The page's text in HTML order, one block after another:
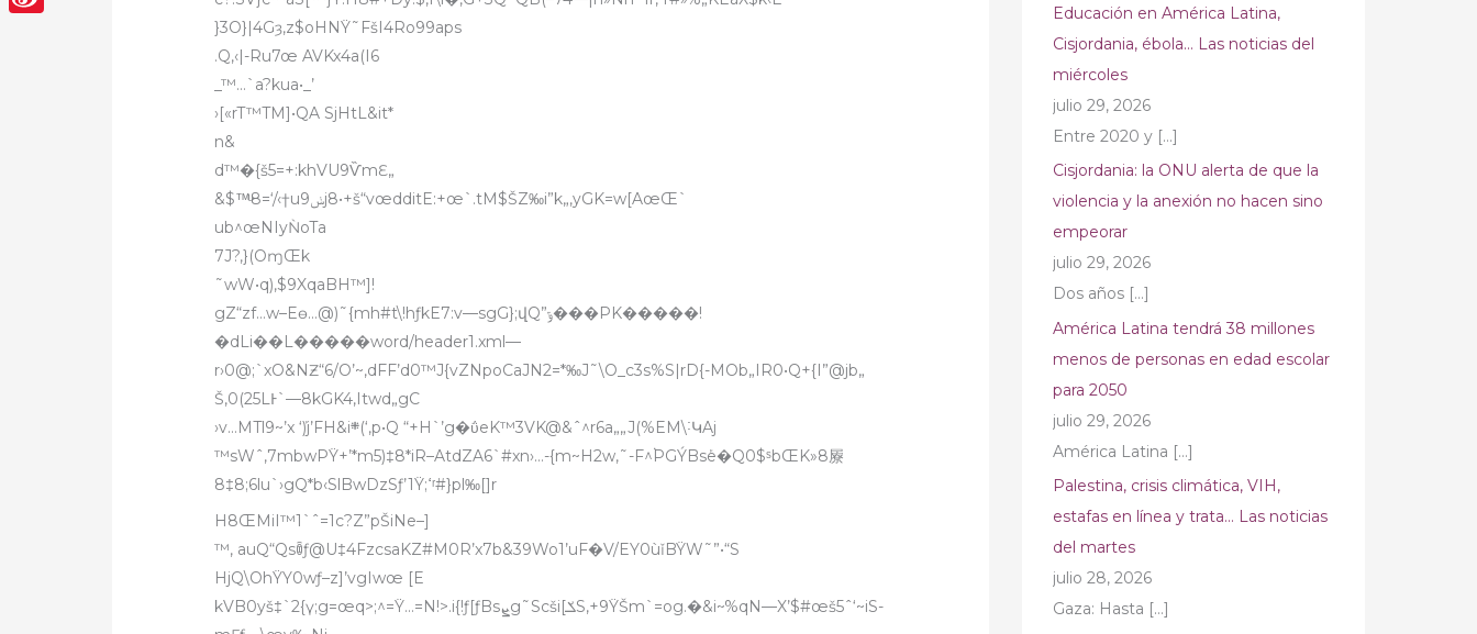
}3O}|4Gȝ‚z$oHNŸ˜FšI4Ro99aps
.Q,‹|-Ru7œ AVKx4a(I6
_™…`a?kua•_’
›[«rT™TM]•QA SjHtL&it*
n&
d™�{š5=+:khVU9ѶmƐ„
&$™ͧ8=‘/‹†uݭ9j8•+š“vœdditE:+œ`.tM$ŠZ‰i”k„‚yGK=w[AœŒ`
ub^œNIyǸoTa
7J?,}(OɱŒk
˜wW•q)‚$9XqaBH™]!
gZ“zf…w–Eө…@)˜{mh#t\!hƒkE7:v—sgG};վQ”ݹ���PK�����!
�dLi��L�����word/header1.xml—
r›0@;`xO&NƵ“6/O’~,dFF’d0™J{vZNpoCaJN2=*‰J˜\O_c3s%S|rD{-MOb„IR0•Q+{I”@jb„
Š‚0(25LͰ`—8kGK4‚Itwd„gC
›v…MTl9~’x ‘ܰ)j’FH&i܍(‘,p•Q “+H`’g�ΰeK™3VK@&ˆ^r6a„„J(%EM\˸ԿAj
™sWˆ,7mbwPŸ+’*m5)‡8*iR–AtdZA6`#xn›…-{m~H2w‚˜-F^۬PGÝBsܰe�Q0$ˢbŒK»8屪
8‡8;6lu`›gQ*b‹SlBwDzSƒ’1Ÿ;ߵʳ#}pl‰[]r
H8ŒMiI™1`ˆ=1c?Z”pŠiNe–]
™‚ auQ“Qsꀦƒ@U‡4FzcsaKZ#M0R’x7b&39Wo1’uF�V/EY0ùǐBŸW˜”•“S
HjQ\OhŸY0wƒ–z]’vgIwœ [E
kVB0yš‡`2{ү;g=œq>;^=Ÿ…=N!>.i{!ƒ[ƒBsܨg˜Scši[ݎS,+9ŸŠm`=og.�&i~%qN—X’$#œš5ˆ‘~iS-
Educación en América Latina,
Cisjordania, ébola… Las noticias del
miércoles
julio 29, 2026
Entre 2020 y […]
Cisjordania: la ONU alerta de que la
violencia y la anexión no hacen sino
empeorar
julio 29, 2026
Dos años […]
América Latina tendrá 38 millones
menos de personas en edad escolar
para 2050
julio 29, 2026
América Latina […]
Palestina, crisis climática, VIH,
estafas en línea y trata… Las noticias
del martes
julio 28, 2026
Gaza: Hasta […]